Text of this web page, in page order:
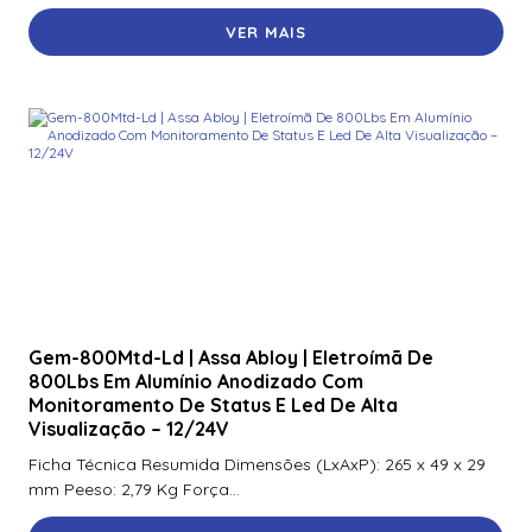
920Ntnnek00000 | Assa Abloy | Leitor De Proximidader
R40
920Pmnnekea073 | Assa Abloy | Leitor De Proximidade
Rp40
921Nmnnekma002 | Assa Abloy | Leitor De Proximidade
Rk40
921Nsnnek20000 | Assa Abloy | Leitor De Proximidade
Rk40
921Ntnnek00000 | Assa Abloy | Leitor De Proximidade
VER MAIS
Gem-800Mtd-Ld | Assa Abloy | Eletroímã De
800Lbs Em Alumínio Anodizado Com
Monitoramento De Status E Led De Alta
Visualização – 12/24V
Ficha Técnica Resumida Dimensões (LxAxP): 265 x 49 x 29
mm Peeso: 2,79 Kg Força...